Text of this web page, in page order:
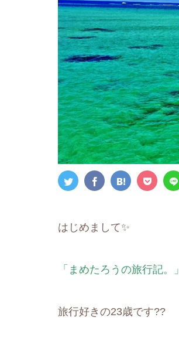
はじめまして✨
「まめたろうの旅行記。」
旅行好きの23歳です??